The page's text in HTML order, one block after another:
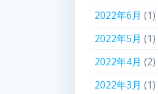
2022年6月 (1)
2022年5月 (1)
2022年4月 (2)
2022年3月 (1)